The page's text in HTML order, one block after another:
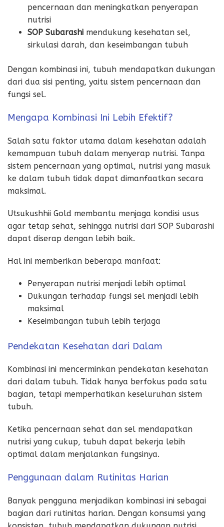
pencernaan dan meningkatkan penyerapan
nutrisi
SOP Subarashi mendukung kesehatan sel,
sirkulasi darah, dan keseimbangan tubuh
Dengan kombinasi ini, tubuh mendapatkan dukungan
dari dua sisi penting, yaitu sistem pencernaan dan
fungsi sel.
Mengapa Kombinasi Ini Lebih Efektif?
Salah satu faktor utama dalam kesehatan adalah
kemampuan tubuh dalam menyerap nutrisi. Tanpa
sistem pencernaan yang optimal, nutrisi yang masuk
ke dalam tubuh tidak dapat dimanfaatkan secara
maksimal.
Utsukushhii Gold membantu menjaga kondisi usus
agar tetap sehat, sehingga nutrisi dari SOP Subarashi
dapat diserap dengan lebih baik.
Hal ini memberikan beberapa manfaat:
Penyerapan nutrisi menjadi lebih optimal
Dukungan terhadap fungsi sel menjadi lebih
maksimal
Keseimbangan tubuh lebih terjaga
Pendekatan Kesehatan dari Dalam
Kombinasi ini mencerminkan pendekatan kesehatan
dari dalam tubuh. Tidak hanya berfokus pada satu
bagian, tetapi memperhatikan keseluruhan sistem
tubuh.
Ketika pencernaan sehat dan sel mendapatkan
nutrisi yang cukup, tubuh dapat bekerja lebih
optimal dalam menjalankan fungsinya.
Penggunaan dalam Rutinitas Harian
Banyak pengguna menjadikan kombinasi ini sebagai
bagian dari rutinitas harian. Dengan konsumsi yang